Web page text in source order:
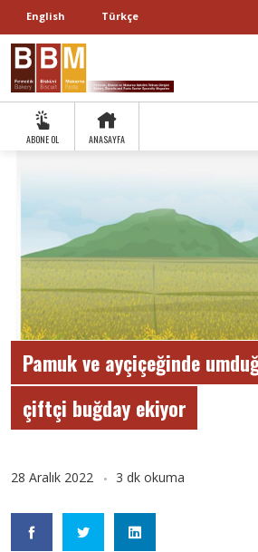
English Türkçe
ABONE OL ANASAYFA
Pamuk ve ayçiçeğinde
çiftçi buğday ekiyor
28 Aralık 2022 3 dk okuma